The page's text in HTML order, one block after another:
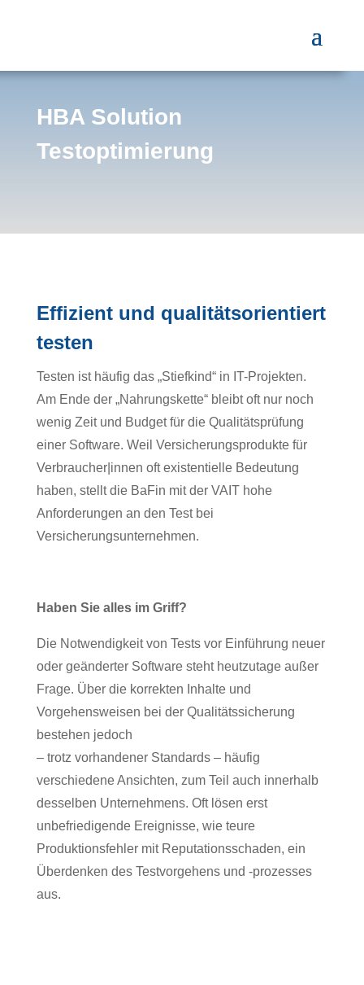
HBA Solution
Testoptimierung
Effizient und qualitätsorientiert
testen
Testen ist häufig das „Stiefkind“ in IT-Projekten.
Am Ende der „Nahrungskette“ bleibt oft nur noch
wenig Zeit und Budget für die Qualitätsprüfung
einer Software. Weil Versicherungsprodukte für
Verbraucher|innen oft existentielle Bedeutung
haben, stellt die BaFin mit der VAIT hohe
Anforderungen an den Test bei
Versicherungsunternehmen.
Haben Sie alles im Griff?
Die Notwendigkeit von Tests vor Einführung neuer
oder geänderter Software steht heutzutage außer
Frage. Über die korrekten Inhalte und
Vorgehensweisen bei der Qualitätssicherung
bestehen jedoch
– trotz vorhandener Standards – häufig
verschiedene Ansichten, zum Teil auch innerhalb
desselben Unternehmens. Oft lösen erst
unbefriedigende Ereignisse, wie teure
Produktionsfehler mit Reputationsschaden, ein
Überdenken des Testvorgehens und -prozesses
aus.